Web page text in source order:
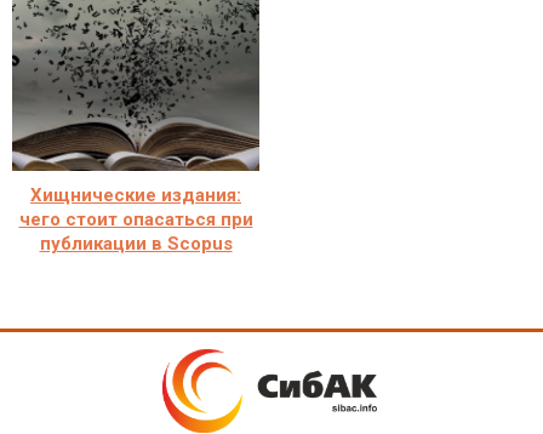
Хищнические издания:
чего стоит опасаться при
публикации в Scopus